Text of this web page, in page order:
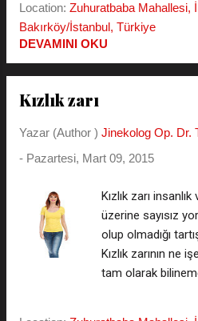
yaptım. Halkımıza
gerekse
listesine
Kürtaj öncesi aynı
Fiyat Yorumları (
yaptıranların
zaman ve
olmak
gebeliği
durumlarda
ideal olanı
alarak önlemektir.
araçlar,
Location: Zuhuratbaba Mahallesi,
Bakırköy/İstanbul, Türkiye
DEVAMINI OKU
Kızlık zarı
Yazar (Author ) Jinekolog Op. Dr.
- Pazartesi, Mart 09, 2015
Kızlık zarı
üzerine sayısız
olup olmadığı
Kızlık zarının ne
tam olarak